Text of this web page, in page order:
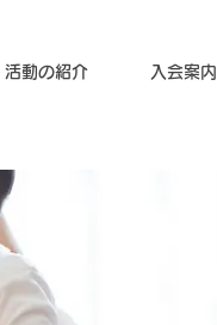
活動の紹介 入会案内